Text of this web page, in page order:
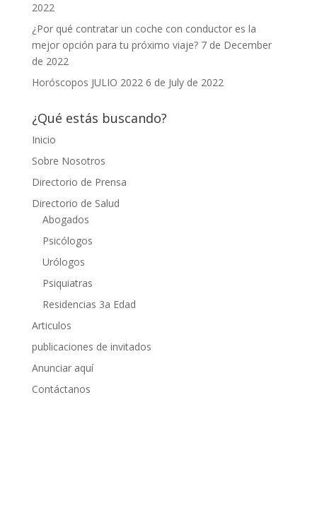
2022
¿Por qué contratar un coche con conductor es la
mejor opción para tu próximo viaje? 7 de December
de 2022
Horóscopos JULIO 2022 6 de July de 2022
¿Qué estás buscando?
Inicio
Sobre Nosotros
Directorio de Prensa
Directorio de Salud
Abogados
Psicólogos
Urólogos
Psiquiatras
Residencias 3a Edad
Articulos
publicaciones de invitados
Anunciar aquí
Contáctanos